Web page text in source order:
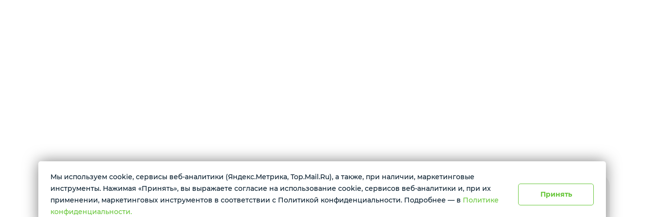
О магазине
Магазин цифровой электроники. В продаже имеются по доступным ценам:
смартфоны, планшеты, смарт-часы, беспроводные наушники, ноутбуки, игровые
г. Красноярск, ул. Абытаевская 2, офис 337
Мы используем cookie, сервисы веб-аналитики (Яндекс.Метрика, Top.Mail.Ru), а также, при наличии, маркетинговые
инструменты. Нажимая «Принять», вы выражаете согласие на использование cookie, сервисов веб-аналитики и, при их
применении, маркетинговых инструментов в соответствии с Политикой конфиденциальности. Подробнее — в Политике
конфиденциальности.
Принять